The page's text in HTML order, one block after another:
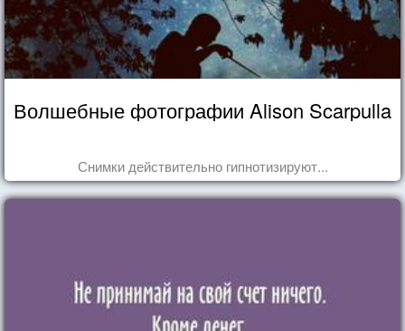
Волшебные фотографии Alison Scarpulla
Снимки действительно гипнотизируют...